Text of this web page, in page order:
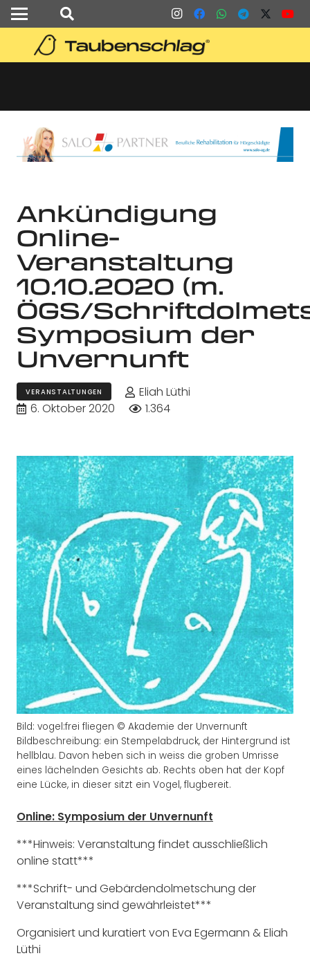
Ankündigung
Online-
Veranstaltung
10.10.2020 (m.
ÖGS/
Symposium der
Unvernunft
VERANSTALTUNGEN
Eliah Lüthi
6. Oktober 2020
1.364
Bild: vogel:frei fliegen © Akademie der Unvernunft
Bildbeschreibung: ein Stempelabdruck, der Hintergrund ist
hellblau. Davon heben sich in weiss die groben Umrisse
eines lächelnden Gesichts ab. Rechts oben hat der Kopf
eine Lücke, in dieser sitzt ein Vogel, flugbereit.
Online: Symposium der Unvernunft
***Hinweis: Veranstaltung findet ausschließlich
online statt***
***Schrift- und Gebärdendolmetschung der
Veranstaltung sind gewährleistet***
Organisiert und kuratiert von Eva Egermann & Eliah
Lüthi